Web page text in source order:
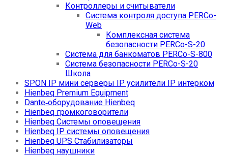
Контроллеры и считыватели
Система контроля доступа PERCo-
Web
Комплексная система
безопасности PERCo-S-20
Система для банкоматов PERCo-S-800
Система безопасности PERCo-S-20
Школа
SPON IP мини серверы IP усилители IP интерком
Hienbeq Premium Equipment
Dante‑оборудование Hienbeq
Hienbeq громкоговорители
Hienbeq Системы оповещения
Hienbeq IP системы оповещения
Hienbeq UPS Стабилизаторы
Hienbeq наушники